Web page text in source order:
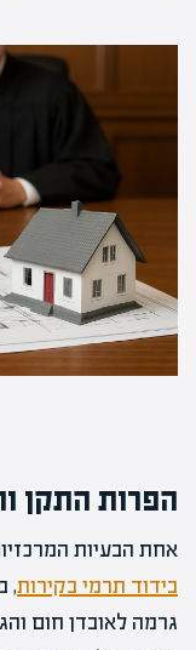
הפרות התקן
אחת הבעיות
בידוד תרמי בקירות,
גרמה לאובדן חום